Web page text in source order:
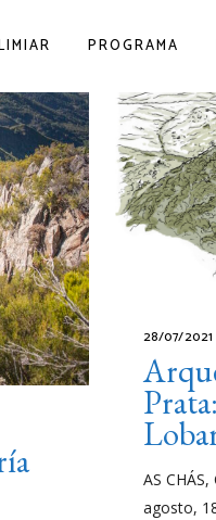
PROGRAMA
28/07/2021
AS
agosto,